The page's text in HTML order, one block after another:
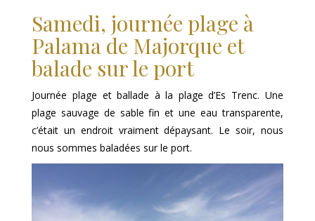
Samedi, journée plage à
Palama de Majorque et
balade sur le port
Journée plage et ballade à la plage d’Es Trenc. Une
plage sauvage de sable fin et une eau transparente,
c’était un endroit vraiment dépaysant. Le soir, nous
nous sommes baladées sur le port.